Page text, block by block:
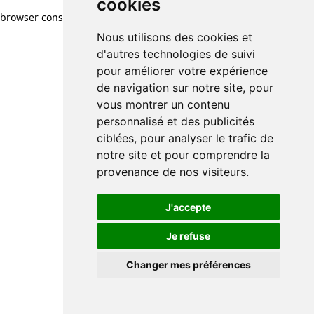
cookies
Nous utilisons des cookies et
d'autres technologies de suivi
pour améliorer votre expérience
de navigation sur notre site, pour
vous montrer un contenu
personnalisé et des publicités
ciblées, pour analyser le trafic de
notre site et pour comprendre la
provenance de nos visiteurs.
J'accepte
Je refuse
Changer mes préférences
browser console for more information)